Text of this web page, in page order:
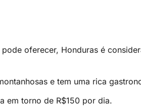
oferecer, Honduras é
e tem uma rica
em torno de R$150 por dia.